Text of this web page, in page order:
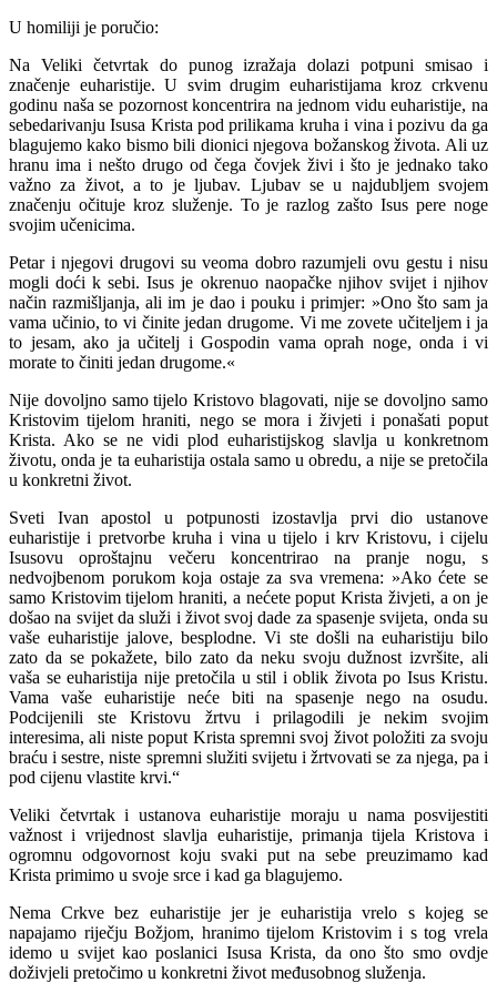
U homiliji je poručio:
Na Veliki četvrtak do punog izražaja dolazi potpuni smisao i
značenje euharistije. U svim drugim euharistijama kroz crkvenu
godinu naša se pozornost koncentrira na jednom vidu euharistije, na
sebedarivanju Isusa Krista pod prilikama kruha i vina i pozivu da ga
blagujemo kako bismo bili dionici njegova božanskog života. Ali uz
hranu ima i nešto drugo od čega čovjek živi i što je jednako tako
važno za život, a to je ljubav. Ljubav se u najdubljem svojem
značenju očituje kroz služenje. To je razlog zašto Isus pere noge
svojim učenicima.
Petar i njegovi drugovi su veoma dobro razumjeli ovu gestu i nisu
mogli doći k sebi. Isus je okrenuo naopačke njihov svijet i njihov
način razmišljanja, ali im je dao i pouku i primjer: »Ono što sam ja
vama učinio, to vi činite jedan drugome. Vi me zovete učiteljem i ja
to jesam, ako ja učitelj i Gospodin vama oprah noge, onda i vi
morate to činiti jedan drugome.«
Nije dovoljno samo tijelo Kristovo blagovati, nije se dovoljno samo
Kristovim tijelom hraniti, nego se mora i živjeti i ponašati poput
Krista. Ako se ne vidi plod euharistijskog slavlja u konkretnom
životu, onda je ta euharistija ostala samo u obredu, a nije se pretočila
u konkretni život.
Sveti Ivan apostol u potpunosti izostavlja prvi dio ustanove
euharistije i pretvorbe kruha i vina u tijelo i krv Kristovu, i cijelu
Isusovu oproštajnu večeru koncentrirao na pranje nogu, s
nedvojbenom porukom koja ostaje za sva vremena: »Ako ćete se
samo Kristovim tijelom hraniti, a nećete poput Krista živjeti, a on je
došao na svijet da služi i život svoj dade za spasenje svijeta, onda su
vaše euharistije jalove, besplodne. Vi ste došli na euharistiju bilo
zato da se pokažete, bilo zato da neku svoju dužnost izvršite, ali
vaša se euharistija nije pretočila u stil i oblik života po Isus Kristu.
Vama vaše euharistije neće biti na spasenje nego na osudu.
Podcijenili ste Kristovu žrtvu i prilagodili je nekim svojim
interesima, ali niste poput Krista spremni svoj život položiti za svoju
braću i sestre, niste spremni služiti svijetu i žrtvovati se za njega, pa i
pod cijenu vlastite krvi.“
Veliki četvrtak i ustanova euharistije moraju u nama posvijestiti
važnost i vrijednost slavlja euharistije, primanja tijela Kristova i
ogromnu odgovornost koju svaki put na sebe preuzimamo kad
Krista primimo u svoje srce i kad ga blagujemo.
Nema Crkve bez euharistije jer je euharistija vrelo s kojeg se
napajamo riječju Božjom, hranimo tijelom Kristovim i s tog vrela
idemo u svijet kao poslanici Isusa Krista, da ono što smo ovdje
doživjeli pretočimo u konkretni život međusobnog služenja.